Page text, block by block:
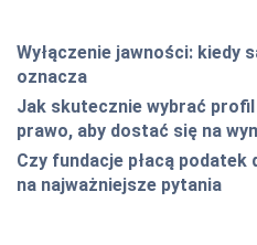
Wyłączenie jawności: kiedy
oznacza
Jak skutecznie wybrać
prawo, aby dostać się na
Czy fundacje płacą podatek
na najważniejsze pytania